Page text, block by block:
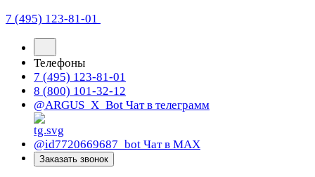
7 (495) 123-81-01
Телефоны
7 (495) 123-81-01
8 (800) 101-32-12
@ARGUS_X_Bot Чат в телеграмм
@id7720669687_bot Чат в МАХ
Заказать звонок